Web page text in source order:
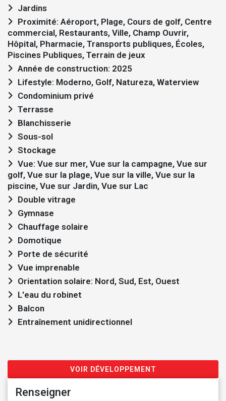
Jardins
commercial, Restaurants, Ville, Champ Ouvrir,
Hôpital, Pharmacie, Transports publiques, Écoles,
Piscines Publiques, Terrain de jeux
Année de construction: 2025
Lifestyle: Moderno, Golf, Natureza, Waterview
Condominium privé
Terrasse
Blanchisserie
Sous-sol
Stockage
golf, Vue sur la plage, Vue sur la ville, Vue sur la
piscine, Vue sur Jardin, Vue sur Lac
Double vitrage
Gymnase
Chauffage solaire
Domotique
Porte de sécurité
Vue imprenable
Orientation solaire: Nord, Sud, Est, Ouest
L'eau du robinet
Balcon
Entraînement unidirectionnel
VOIR DÉVELOPPEMENT
Renseigner